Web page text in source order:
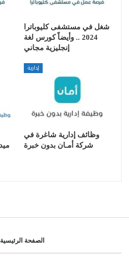
شغل في مستشفى كليوباترا
2024 .. وأيضاً كورس لغة
إنجليزية مجاني
إدارية
وظائف إدارية شاغرة في
شركة أمـان بدون خبرة
الصفحة الرئيسية